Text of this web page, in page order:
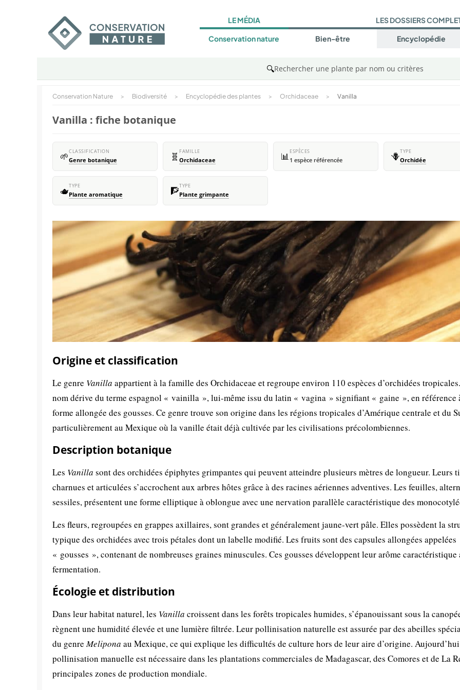
LE MÉDIA
Conservation nature
LES DOSSIERS
Bien-être Encyclopédie
🔍Rechercher une plante par nom ou critères
Conservation Nature > Biodiversité > Encyclopédie des plantes > Orchidaceae > Vanilla
Vanilla : fiche botanique
🌱CLASSIFICATION
Genre botanique 🧬 FAMILLE
Orchidaceae 📊 ESPÈCES
1 espèce référencée 🪻TYPE
Orchidée
🫖TYPE
Plante aromatique 🧗TYPE
Plante grimpante
Origine et classification
Le genre Vanilla appartient à la famille des Orchidaceae et regroupe environ 110 espèces d’orchidées
nom dérive du terme espagnol « vainilla », lui-même issu du latin « vagina » signifiant « gaine », en référence
forme allongée des gousses. Ce genre trouve son origine dans les régions tropicales d’Amérique centrale et du
particulièrement au Mexique où la vanille était déjà cultivée par les civilisations précolombiennes.
Description botanique
Les Vanilla sont des orchidées épiphytes grimpantes qui peuvent atteindre plusieurs mètres de longueur. Leurs
charnues et articulées s’accrochent aux arbres hôtes grâce à des racines aériennes adventives. Les feuilles,
sessiles, présentent une forme elliptique à oblongue avec une nervation parallèle caractéristique des
Les fleurs, regroupées en grappes axillaires, sont grandes et généralement jaune-vert pâle. Elles possèdent la
typique des orchidées avec trois pétales dont un labelle modifié. Les fruits sont des capsules allongées appelées
« gousses », contenant de nombreuses graines minuscules. Ces gousses développent leur arôme caractéristique
fermentation.
Écologie et distribution
Dans leur habitat naturel, les Vanilla croissent dans les forêts tropicales humides, s’épanouissant sous la
règnent une humidité élevée et une lumière filtrée. Leur pollinisation naturelle est assurée par des abeilles
du genreMelipona au Mexique, ce qui explique les difficultés de culture hors de leur aire d’origine.
pollinisation manuelle est nécessaire dans les plantations commerciales de Madagascar, des Comores et de La
principales zones de production mondiale.